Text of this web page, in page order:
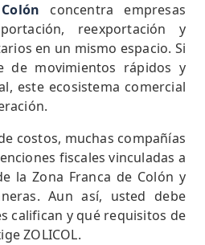
concentra empresas
reexportación y
en un mismo espacio. Si
de movimientos rápidos y
este ecosistema comercial
costos, muchas compañías
fiscales vinculadas a
la Zona Franca de Colón y
Aun así, usted debe
califican y qué requisitos de
ZOLICOL.